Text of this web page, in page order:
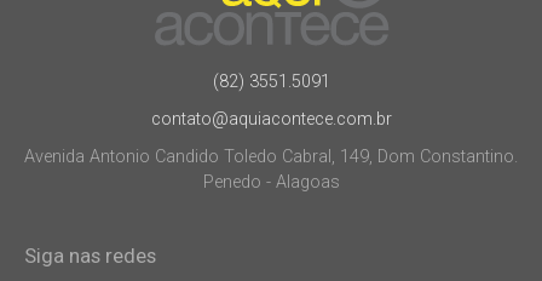
(82) 3551.5091
contato@aquiacontece.com.br
Avenida Antonio Candido Toledo Cabral, 149, Dom Constantino.
Penedo - Alagoas
Siga nas redes